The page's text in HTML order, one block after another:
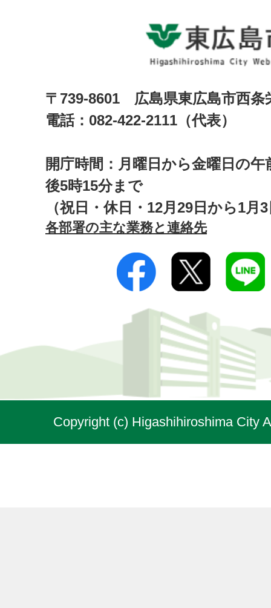
〒739-8601 広島県東広島市西
電話：082-422-2111（代表）
開庁時間：月曜日から金曜日の午
後5時15分まで
（祝日・休日・12月29日から1月
各部署の主な業務と連絡先
Copyright (c) Higashihiroshima City